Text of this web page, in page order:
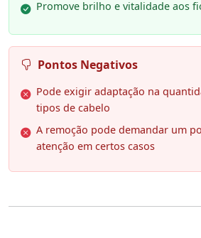
Promove brilho e vitalidade aos
Pontos Negativos
Pode exigir adaptação na
tipos de cabelo
A remoção pode demandar um
atenção em certos casos